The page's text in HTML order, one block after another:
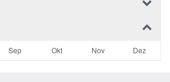
Sep Okt Nov Dez